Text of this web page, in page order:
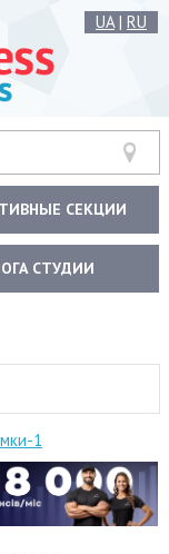
UA| RU
СЕКЦИИ
СТУДИИ
1